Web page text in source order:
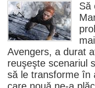
Să
Avengers, a durat
reuşeşte scenariul
să le transforme în